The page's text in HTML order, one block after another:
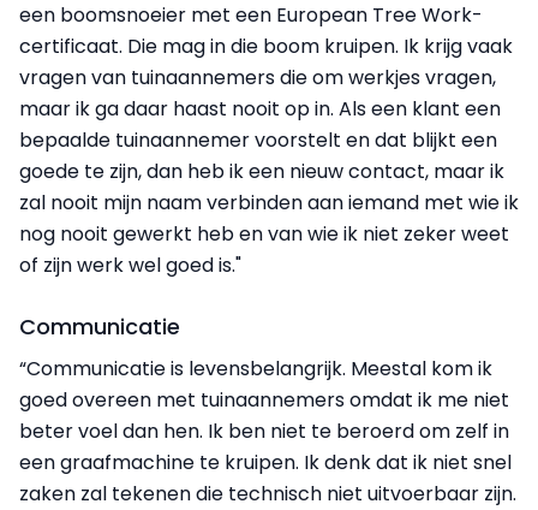
een boomsnoeier met een European Tree Work-
certificaat. Die mag in die boom kruipen. Ik krijg vaak
vragen van tuinaannemers die om werkjes vragen,
maar ik ga daar haast nooit op in. Als een klant een
bepaalde tuinaannemer voorstelt en dat blijkt een
goede te zijn, dan heb ik een nieuw contact, maar ik
zal nooit mijn naam verbinden aan iemand met wie ik
nog nooit gewerkt heb en van wie ik niet zeker weet
of zijn werk wel goed is."
Communicatie
“Communicatie is levensbelangrijk. Meestal kom ik
goed overeen met tuinaannemers omdat ik me niet
beter voel dan hen. Ik ben niet te beroerd om zelf in
een graafmachine te kruipen. Ik denk dat ik niet snel
zaken zal tekenen die technisch niet uitvoerbaar zijn.